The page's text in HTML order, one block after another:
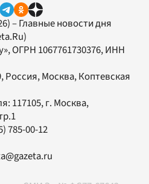
– Главные новости дня
, ОГРН 1067761730376, ИНН
Россия, Москва, Коптевская
117105, г. Москва,
785-00-12